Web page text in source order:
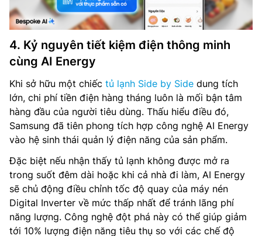
4. Kỷ nguyên tiết kiệm điện thông minh
cùng AI Energy
Khi sở hữu một chiếc tủ lạnh Side by Side dung tích
lớn, chi phí tiền điện hàng tháng luôn là mối bận tâm
hàng đầu của người tiêu dùng. Thấu hiểu điều đó,
Samsung đã tiên phong tích hợp công nghệ AI Energy
vào hệ sinh thái quản lý điện năng của sản phẩm.
Đặc biệt nếu nhận thấy tủ lạnh không được mở ra
trong suốt đêm dài hoặc khi cả nhà đi làm, AI Energy
sẽ chủ động điều chỉnh tốc độ quay của máy nén
Digital Inverter về mức thấp nhất để tránh lãng phí
năng lượng. Công nghệ đột phá này có thể giúp giảm
tới 10% lượng điện năng tiêu thụ so với các chế độ